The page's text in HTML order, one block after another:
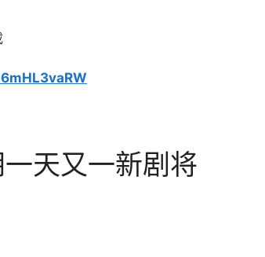
天又一新剧将